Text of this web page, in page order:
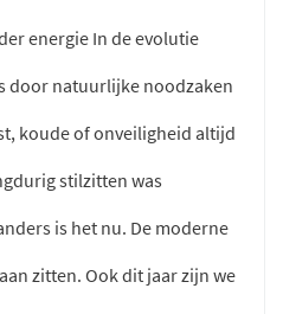
energie In de evolutie
door natuurlijke noodzaken
koude of onveiligheid altijd
stilzitten was
is het nu. De moderne
zitten. Ook dit jaar zijn we